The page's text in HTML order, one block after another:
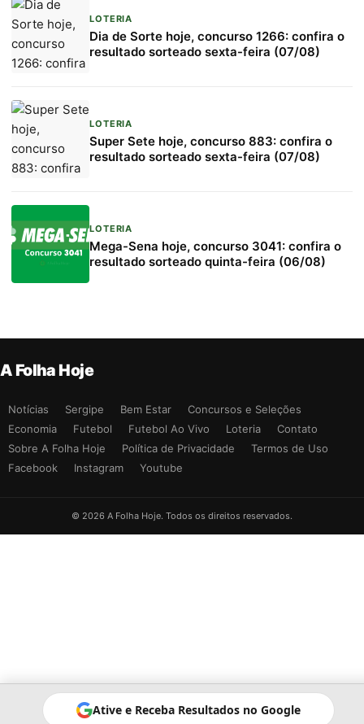
LOTERIA
Dia de Sorte hoje, concurso 1266: confira o
resultado sorteado sexta-feira (07/08)
LOTERIA
Super Sete hoje, concurso 883: confira o
resultado sorteado sexta-feira (07/08)
LOTERIA
Mega-Sena hoje, concurso 3041: confira o
resultado sorteado quinta-feira (06/08)
A Folha Hoje
Notícias Sergipe Bem Estar
Concursos e Seleções
Economia
Futebol Futebol Ao Vivo Loteria
Contato
Sobre A Folha Hoje
Política de Privacidade
Termos de Uso
Facebook
Instagram Youtube
© 2026 A Folha Hoje. Todos os direitos reservados.
Ative e Receba Resultados no Google